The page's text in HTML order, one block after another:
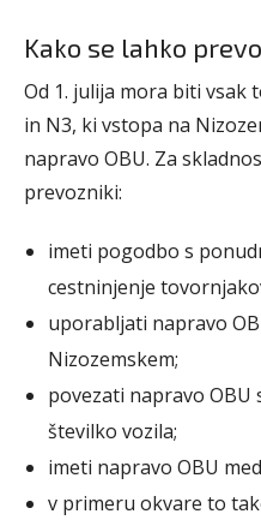
Kako se lahko
Od 1. julija mora biti
in N3, ki vstopa na
napravo OBU. Za
prevozniki:
imeti pogodbo s
cestninjenje
uporabljati napravo
Nizozemskem;
povezati napravo
številko vozila;
imeti napravo OBU
v primeru okvare to